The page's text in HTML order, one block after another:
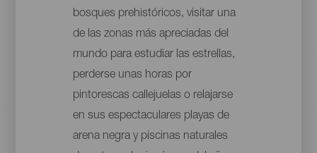
bosques prehistóricos, visitar una
de las zonas más apreciadas del
mundo para estudiar las estrellas,
perderse unas horas por
pintorescas callejuelas o relajarse
en sus espectaculares playas de
arena negra y piscinas naturales